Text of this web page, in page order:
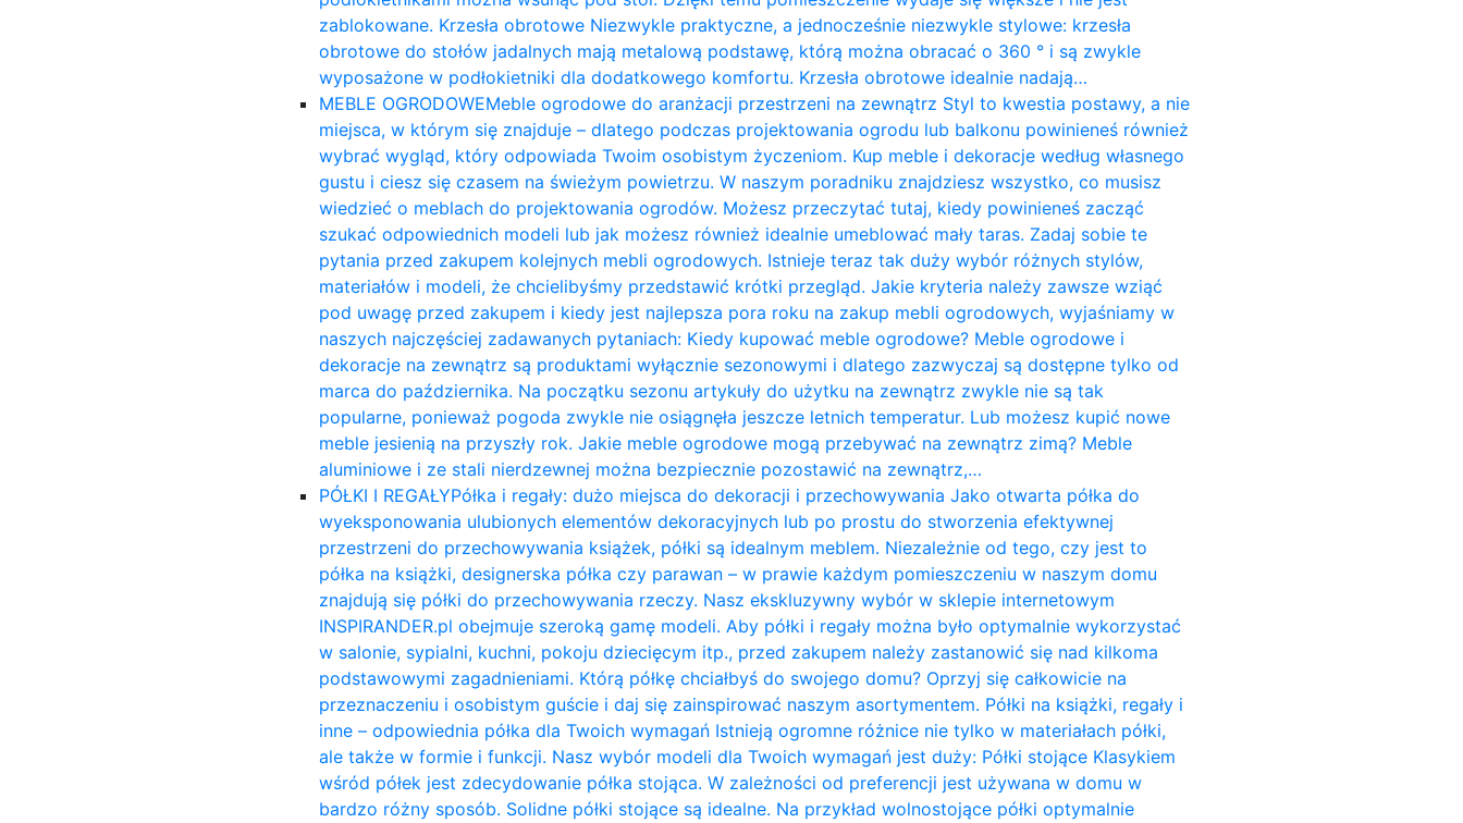
zablokowane. Krzesła obrotowe Niezwykle praktyczne, a jednocześnie niezwykle stylowe: krzesła
obrotowe do stołów jadalnych mają metalową podstawę, którą można obracać o 360 ° i są zwykle
wyposażone w podłokietniki dla dodatkowego komfortu. Krzesła obrotowe idealnie nadają…
MEBLE OGRODOWEMeble ogrodowe do aranżacji przestrzeni na zewnątrz Styl to kwestia postawy, a nie
miejsca, w którym się znajduje – dlatego podczas projektowania ogrodu lub balkonu powinieneś również
wybrać wygląd, który odpowiada Twoim osobistym życzeniom. Kup meble i dekoracje według własnego
gustu i ciesz się czasem na świeżym powietrzu. W naszym poradniku znajdziesz wszystko, co musisz
wiedzieć o meblach do projektowania ogrodów. Możesz przeczytać tutaj, kiedy powinieneś zacząć
szukać odpowiednich modeli lub jak możesz również idealnie umeblować mały taras. Zadaj sobie te
pytania przed zakupem kolejnych mebli ogrodowych. Istnieje teraz tak duży wybór różnych stylów,
materiałów i modeli, że chcielibyśmy przedstawić krótki przegląd. Jakie kryteria należy zawsze wziąć
pod uwagę przed zakupem i kiedy jest najlepsza pora roku na zakup mebli ogrodowych, wyjaśniamy w
naszych najczęściej zadawanych pytaniach: Kiedy kupować meble ogrodowe? Meble ogrodowe i
dekoracje na zewnątrz są produktami wyłącznie sezonowymi i dlatego zazwyczaj są dostępne tylko od
marca do października. Na początku sezonu artykuły do ​​użytku na zewnątrz zwykle nie są tak
popularne, ponieważ pogoda zwykle nie osiągnęła jeszcze letnich temperatur. Lub możesz kupić nowe
meble jesienią na przyszły rok. Jakie meble ogrodowe mogą przebywać na zewnątrz zimą? Meble
aluminiowe i ze stali nierdzewnej można bezpiecznie pozostawić na zewnątrz,…
PÓŁKI I REGAŁYPółka i regały: dużo miejsca do dekoracji i przechowywania Jako otwarta półka do
wyeksponowania ulubionych elementów dekoracyjnych lub po prostu do stworzenia efektywnej
przestrzeni do przechowywania książek, półki są idealnym meblem. Niezależnie od tego, czy jest to
półka na książki, designerska półka czy parawan – w prawie każdym pomieszczeniu w naszym domu
znajdują się półki do przechowywania rzeczy. Nasz ekskluzywny wybór w sklepie internetowym
INSPIRANDER.pl obejmuje szeroką gamę modeli. Aby półki i regały można było optymalnie wykorzystać
w salonie, sypialni, kuchni, pokoju dziecięcym itp., przed zakupem należy zastanowić się nad kilkoma
podstawowymi zagadnieniami. Którą półkę chciałbyś do swojego domu? Oprzyj się całkowicie na
przeznaczeniu i osobistym guście i daj się zainspirować naszym asortymentem. Półki na książki, regały i
inne – odpowiednia półka dla Twoich wymagań Istnieją ogromne różnice nie tylko w materiałach półki,
ale także w formie i funkcji. Nasz wybór modeli dla Twoich wymagań jest duży: Półki stojące Klasykiem
wśród półek jest zdecydowanie półka stojąca. W zależności od preferencji jest używana w domu w
bardzo różny sposób. Solidne półki stojące są idealne. Na przykład wolnostojące półki optymalnie